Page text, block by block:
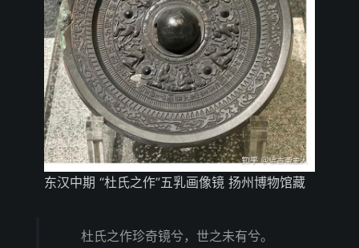
东汉中期 “杜氏之作”五乳画像镜 扬州博物馆藏
杜氏之作珍奇镜兮，世之未有兮。